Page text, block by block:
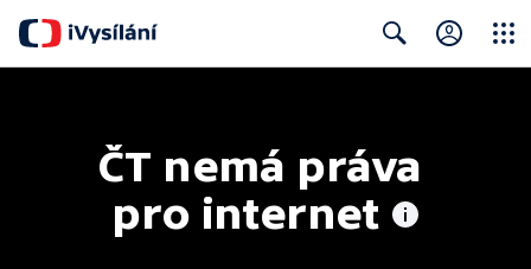
ČT nemá práva
pro internet